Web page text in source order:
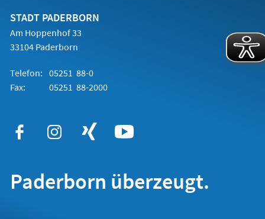
STADT PADERBORN
Am Hoppenhof 33
33104 Paderborn
Telefon: 05251 88-0
Fax:
05251 88-2000
Paderborn überzeugt.